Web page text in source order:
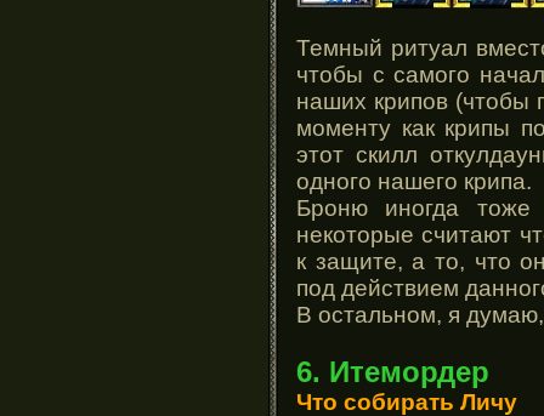
Темный ритуал
чтобы с самого
наших крипов (чтобы
моменту как крипы
этот скилл
одного нашего крипа.
Броню иногда тоже
некоторые считают
к защите, а то, что
под действием
В остальном, я
6. Итемордер
Что собирать Личу